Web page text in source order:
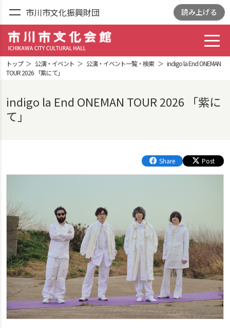
市川市文化振興財団 読み上げる
ICHIKAWA CITY
トップ 公演・イベント 公演・イベント一覧・検索
indigo la End ONEMAN
TOUR 2026 「紫にて」
indigo la End ONEMAN TOUR 2026 「紫に
て」
Share Post